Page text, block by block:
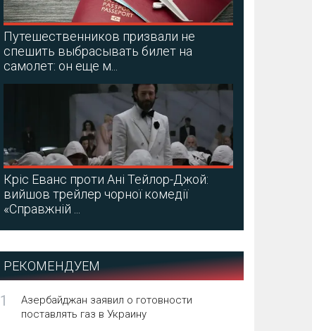
Путешественников призвали не
спешить выбрасывать билет на
самолет: он еще м...
Кріс Еванс проти Ані Тейлор-Джой:
вийшов трейлер чорної комедії
«Справжній ...
РЕКОМЕНДУЕМ
1
Азербайджан заявил о готовности
поставлять газ в Украину